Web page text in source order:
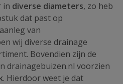
in diverse diameters, zo heb
dat past op
van
wij diverse drainage
Bovendien zijn de
drainagebuizen.nl voorzien
. Hierdoor weet je dat